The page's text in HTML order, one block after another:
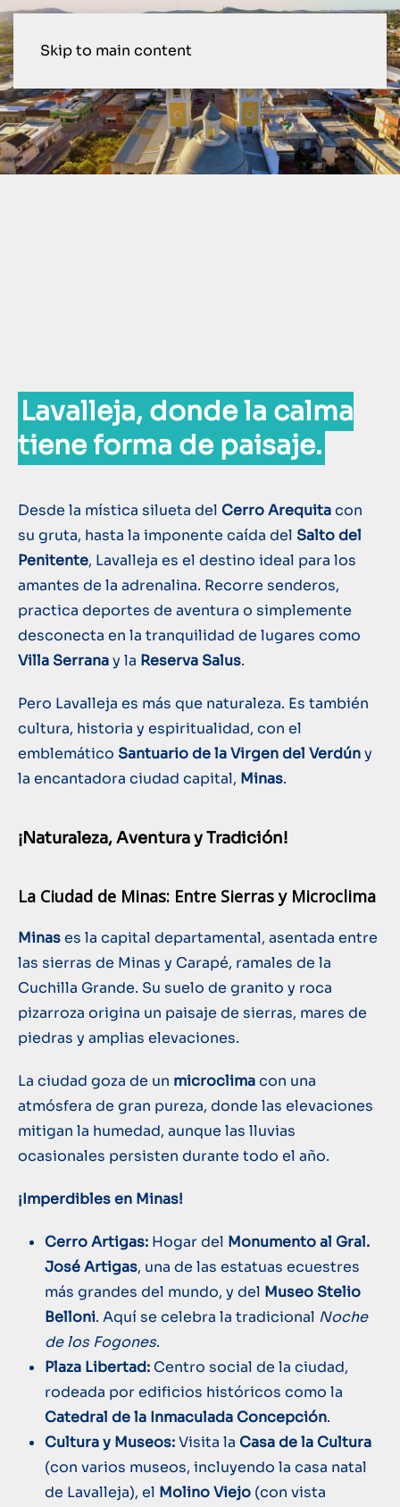
Skip to main content
Lavalleja, donde la calma
tiene forma de paisaje.
Desde la mística silueta del Cerro Arequitacon
su gruta, hasta la imponente caída del Salto del
Penitente, Lavalleja es el destino ideal para los
amantes de la adrenalina. Recorre senderos,
practica deportes de aventura o simplemente
desconecta en la tranquilidad de lugares como
Villa Serranay la Reserva Salus.
Pero Lavalleja es más que naturaleza. Es también
cultura, historia y espiritualidad, con el
emblemático Santuario de la Virgen del Verdúny
la encantadora ciudad capital, Minas.
¡Naturaleza, Aventura y Tradición!
La Ciudad de Minas: Entre Sierras y Microclima
Minases la capital departamental, asentada entre
las sierras de Minas y Carapé, ramales de la
Cuchilla Grande. Su suelo de granito y roca
pizarroza origina un paisaje de sierras, mares de
piedras y amplias elevaciones.
La ciudad goza de un microclimacon una
atmósfera de gran pureza, donde las elevaciones
mitigan la humedad, aunque las lluvias
ocasionales persisten durante todo el año.
¡Imperdibles en Minas!
Cerro Artigas: Hogar del Monumento al Gral.
José Artigas, una de las estatuas ecuestres
más grandes del mundo, y del Museo Stelio
Belloni. Aquí se celebra la tradicional Noche
de los Fogones.
Plaza Libertad: Centro social de la ciudad,
rodeada por edificios históricos como la
Catedral de la Inmaculada Concepción.
Cultura y Museos:Visita la Casa de la Cultura
(con varios museos, incluyendo la casa natal
de Lavalleja), el Molino Viejo (con vista